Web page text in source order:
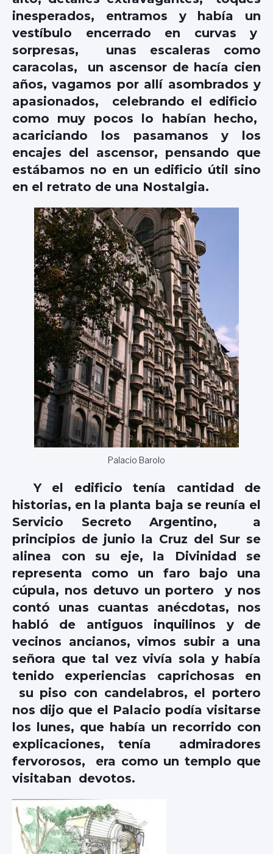
inesperados, entramos y había un
vestíbulo encerrado en curvas y
sorpresas, unas escaleras como
caracolas, un ascensor de hacía cien
años, vagamos por allí asombrados y
apasionados, celebrando el edificio
como muy pocos lo habían hecho,
acariciando los pasamanos y los
encajes del ascensor, pensando que
estábamos no en un edificio útil sino
en el retrato de una Nostalgia.
Palacio Barolo
Y el edificio tenía cantidad de
historias, en la planta baja se reunía el
Servicio Secreto Argentino, a
principios de junio la Cruz del Sur se
alinea con su eje, la Divinidad se
representa como un faro bajo una
cúpula, nos detuvo un portero y nos
contó unas cuantas anécdotas, nos
habló de antiguos inquilinos y de
vecinos ancianos, vimos subir a una
señora que tal vez vivía sola y había
tenido experiencias caprichosas en
su piso con candelabros, el portero
nos dijo que el Palacio podía visitarse
los lunes, que había un recorrido con
explicaciones, tenía admiradores
fervorosos, era como un templo que
visitaban devotos.